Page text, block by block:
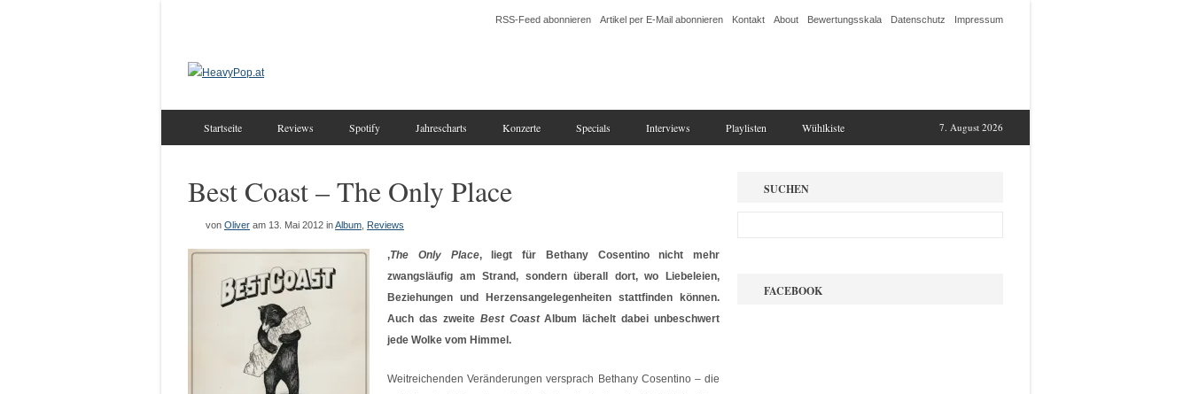
RSS-Feed abonnieren Artikel per E-Mail abonnieren Kontakt About Bewertungsskala Datenschutz Impressum
7. August 2026
Startseite Reviews Spotify Jahrescharts Konzerte Specials Interviews Playlisten Wühlkiste
Best Coast – The Only Place
von Oliver am 13. Mai 2012 inAlbum Reviews
‚The Only Place‚ liegt für Bethany Cosentino nicht mehr
zwangsläufig am Strand, sondern überall dort, wo Liebeleien,
Beziehungen und Herzensangelegenheiten stattfinden können.
Auch das zweite Best CoastAlbum lächelt dabei unbeschwert
jede Wolke vom Himmel.
Weitreichenden Veränderungen versprach Bethany Cosentino – die
SUCHEN
FACEBOOK